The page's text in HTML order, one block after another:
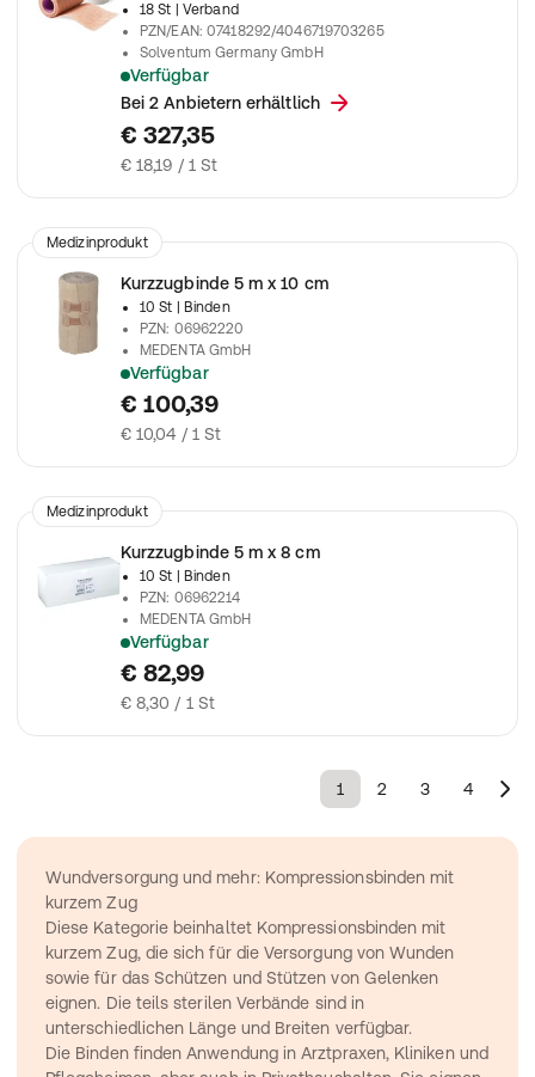
18 St
| Verband
PZN/EAN:07418292/4046719703265
Solventum Germany GmbH
Verfügbar
Ermöglicht die therapeutische Kompression für das Ulcus
Bei 2 Anbietern erhältlich
€ 327,35
€ 18,19 / 1 St
Medizinprodukt
Kurzzugbinde 5 m x 10 cm
10 St
| Binden
PZN: 06962220
MEDENTA GmbH
Verfügbar
Zur Verwendung bei der Behandlung von Gefäßerkrankungen
€ 100,39
€ 10,04 / 1 St
Medizinprodukt
Kurzzugbinde 5 m x 8 cm
10 St
| Binden
PZN: 06962214
MEDENTA GmbH
Verfügbar
Zur Verwendung bei der Behandlung von Gefäßerkrankungen
€ 82,99
€ 8,30 / 1 St
1 2 3 4
Wundversorgung und mehr: Kompressionsbinden mit
kurzem Zug
Diese Kategorie beinhaltet Kompressionsbinden mit
kurzem Zug, die sich für die Versorgung von Wunden
sowie für das Schützen und Stützen von Gelenken
eignen. Die teils sterilen Verbände sind in
unterschiedlichen Länge und Breiten verfügbar.
Die Binden finden Anwendung in Arztpraxen, Kliniken und